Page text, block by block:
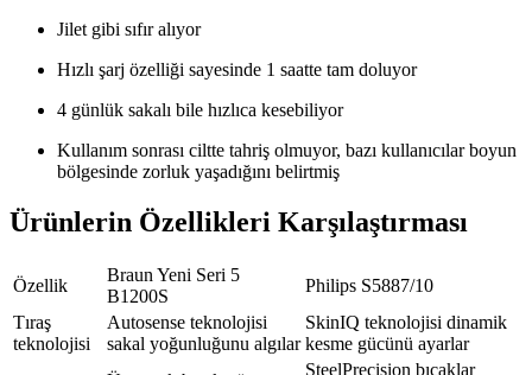
Jilet gibi sıfır alıyor
Hızlı şarj özelliği sayesinde 1 saatte tam doluyor
4 günlük sakalı bile hızlıca kesebiliyor
Kullanım sonrası ciltte tahriş olmuyor, bazı kullanıcılar boyun
bölgesinde zorluk yaşadığını belirtmiş
Ürünlerin Özellikleri Karşılaştırması
Özellik
Braun Yeni Seri 5
B1200S
Philips S5887/10
Tıraş
teknolojisi
Autosense teknolojisi
sakal yoğunluğunu algılar
SkinIQ teknolojisi dinamik
kesme gücünü ayarlar
SteelPrecision bıçaklar